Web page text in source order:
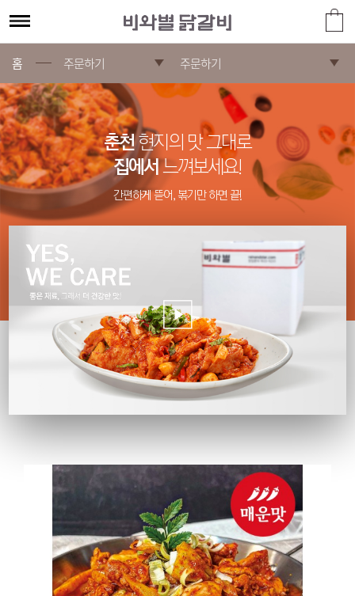
홈 주문하기 주문하기
춘천현지의 맛 그대로
집에서느껴보세요!
간편하게 뜯어, 볶기만 하면 끝!